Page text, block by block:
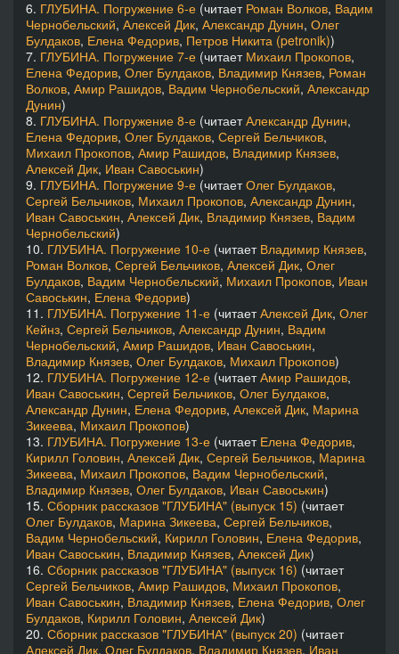
6. ГЛУБИНА. Погружение 6-е (читает Роман Волков, Вадим
Чернобельский, Алексей Дик, Александр Дунин, Олег
Булдаков, Елена Федорив, Петров Никита (petronik))
7. ГЛУБИНА. Погружение 7-е (читает Михаил Прокопов,
Елена Федорив, Олег Булдаков, Владимир Князев, Роман
Волков, Амир Рашидов, Вадим Чернобельский, Александр
Дунин)
8. ГЛУБИНА. Погружение 8-е (читаетАлександр Дунин,
Елена Федорив, Олег Булдаков, Сергей Бельчиков,
Михаил Прокопов, Амир Рашидов, Владимир Князев,
Алексей Дик, Иван Савоськин)
9. ГЛУБИНА. Погружение 9-е (читаетОлег Булдаков,
Сергей Бельчиков, Михаил Прокопов, Александр Дунин,
Иван Савоськин, Алексей Дик, Владимир Князев, Вадим
Чернобельский)
10. ГЛУБИНА. Погружение 10-е (читает Владимир Князев,
Роман Волков, Сергей Бельчиков, Алексей Дик, Олег
Булдаков, Вадим Чернобельский, Михаил Прокопов, Иван
Савоськин, Елена Федорив)
11. ГЛУБИНА. Погружение 11-е (читаетАлексей Дик, Олег
Кейнз, Сергей Бельчиков, Александр Дунин, Вадим
Чернобельский, Амир Рашидов, Иван Савоськин,
Владимир Князев, Олег Булдаков, Михаил Прокопов)
12. ГЛУБИНА. Погружение 12-е (читаетАмир Рашидов,
Иван Савоськин, Сергей Бельчиков, Олег Булдаков,
Александр Дунин, Елена Федорив, Алексей Дик, Марина
Зикеева, Михаил Прокопов)
13. ГЛУБИНА. Погружение 13-е (читает Елена Федорив,
Кирилл Головин, Алексей Дик, Сергей Бельчиков, Марина
Зикеева, Михаил Прокопов, Вадим Чернобельский,
Владимир Князев, Олег Булдаков, Иван Савоськин)
15. Сборник рассказов "ГЛУБИНА" (выпуск 15) (читает
Олег Булдаков, Марина Зикеева, Сергей Бельчиков,
Вадим Чернобельский, Кирилл Головин, Елена Федорив,
Иван Савоськин, Владимир Князев, Алексей Дик)
16. Сборник рассказов "ГЛУБИНА" (выпуск 16) (читает
Сергей Бельчиков, Амир Рашидов, Михаил Прокопов,
Иван Савоськин, Владимир Князев, Елена Федорив, Олег
Булдаков, Кирилл Головин, Алексей Дик)
20. Сборник рассказов "ГЛУБИНА" (выпуск 20) (читает
Алексей Дик, Олег Булдаков, Владимир Князев, Иван